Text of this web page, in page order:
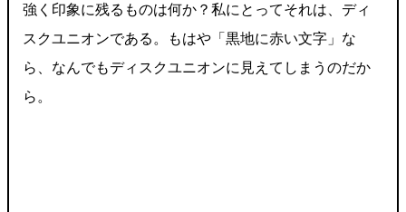
強く印象に残るものは何か？私にとってそれは、ディ
スクユニオンである。もはや「黒地に赤い文字」な
ら、なんでもディスクユニオンに見えてしまうのだか
ら。